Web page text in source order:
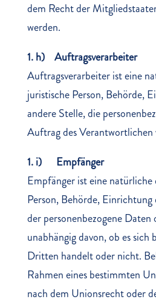
dem Recht der
werden.
1. h) Auftragsverarbeiter
Auftragsverarbeiter ist eine
juristische Person, Behörde,
andere Stelle, die
Auftrag des Verantwortlichen
1. i) Empfänger
Empfänger ist eine natürliche
Person, Behörde,
der personenbezogene
unabhängig davon, ob es sich
Dritten handelt oder nicht.
Rahmen eines bestimmten
nach dem Unionsrecht oder